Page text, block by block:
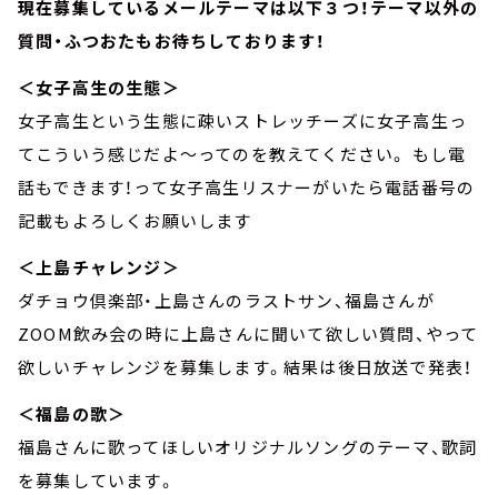
現在募集しているメールテーマは以下３つ！テーマ以外の
質問・ふつおたもお待ちしております！
＜女子高生の生態＞
女子高生という生態に疎いストレッチーズに女子高生っ
てこういう感じだよ～ってのを教えてください。 もし電
話もできます！って女子高生リスナーがいたら電話番号の
記載もよろしくお願いします
＜上島チャレンジ＞
ダチョウ倶楽部・上島さんのラストサン、福島さんが
ZOOM飲み会の時に上島さんに聞いて欲しい質問、やって
欲しいチャレンジを募集します。結果は後日放送で発表！
＜福島の歌＞
福島さんに歌ってほしいオリジナルソングのテーマ、歌詞
を募集しています。